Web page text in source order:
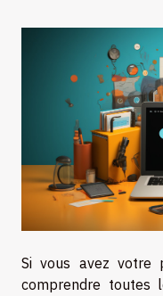
Si vous avez votre
comprendre toutes